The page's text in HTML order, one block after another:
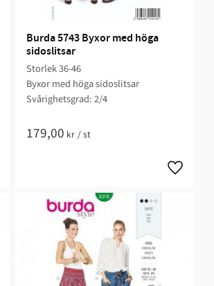
till i favoriter
Burda 5743 Byxor med höga
sidoslitsar
Storlek 36-46
Byxor med höga sidoslitsar
Svårighetsgrad: 2/4
179,00 kr /st
Lägg till